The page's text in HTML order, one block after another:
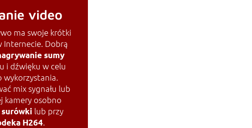
video
ma swoje krótki
Internecie. Dobrą
sumy
i dźwięku w celu
wykorzystania.
mix sygnału lub
kamery osobno
surówki lub przy
H264.